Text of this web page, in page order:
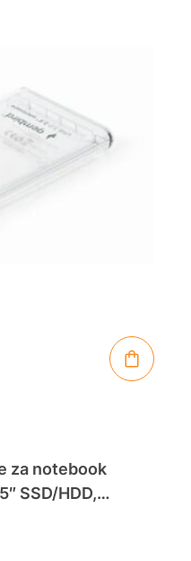
za notebook
SSD/HDD,